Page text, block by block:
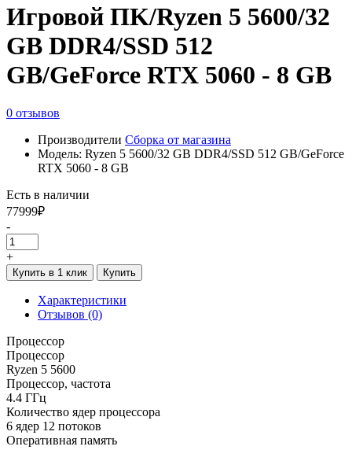
Игровой ПK/Ryzen 5 5600/32
GB DDR4/SSD 512
GB/GeForce RTX 5060 - 8 GB
0 отзывов
Производители Сборка от магазина
Модель: Ryzen 5 5600/32 GB DDR4/SSD 512 GB/GeForce
RTX 5060 - 8 GB
Есть в наличии
77999₽
-
+
Купить в 1 клик Купить
Характеристики
Отзывов (0)
Процессор
Процессор
Ryzen 5 5600
Процессор, частота
4.4 ГГц
Количество ядер процессора
6 ядер 12 потоков
Оперативная память